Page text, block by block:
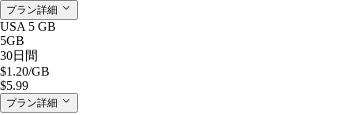
プラン詳細
USA 5 GB
5GB
30日間
$1.20/GB
$5.99
プラン詳細